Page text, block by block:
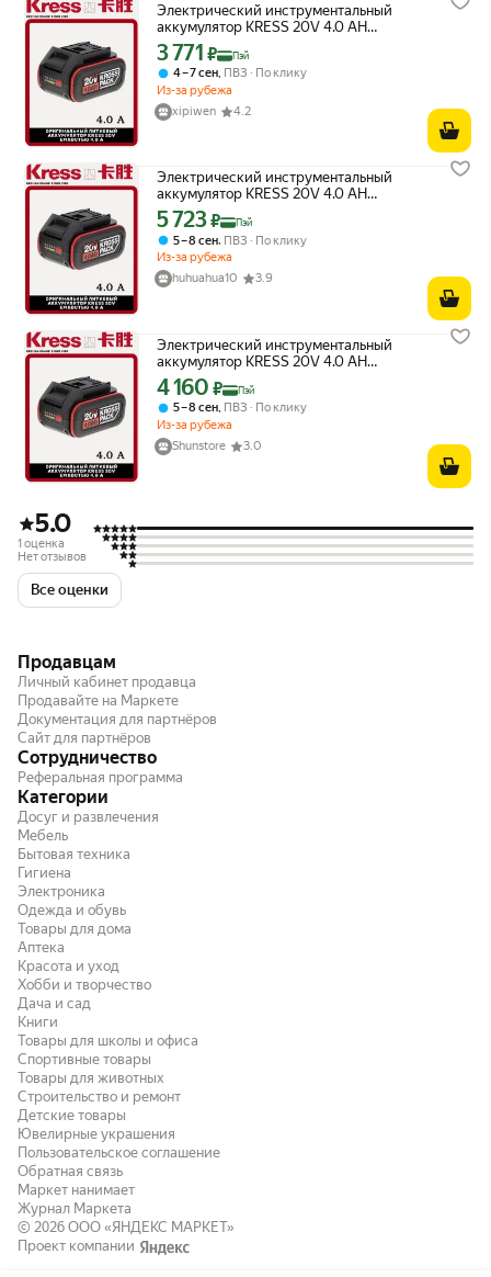
Электрический инструментальный
аккумулятор KRESS 20V 4.0 AH
оригинальный оригинал
Цена с картой Яндекс Пэй 3771 ₽ вместо
3 771 ₽ Пэй
4 – 7 сен ПВЗ
По клику
Из-за рубежа
xipiwen
4.2
Электрический инструментальный
аккумулятор KRESS 20V 4.0 AH
оригинальный оригинал TC
Цена с картой Яндекс Пэй 5723 ₽ вместо
5 723₽ Пэй
5 – 8 сен, ПВЗ
По клику
Из-за рубежа
huhuahua10
3.9
Электрический инструментальный
аккумулятор KRESS 20V 4.0 AH
оригинальный оригинал
Цена с картой Яндекс Пэй 4160 ₽ вместо
4 160 ₽ Пэй
5 – 8 сен, ПВЗ
По клику
Из-за рубежа
Shunstore
3.0
5.0
1 оценка
Нет отзывов
Все оценки
Продавцам
Личный кабинет продавца
Продавайте на Маркете
Документация для партнёров
Сайт для партнёров
Сотрудничество
Реферальная программа
Категории
Досуг и развлечения
Мебель
Бытовая техника
Гигиена
Электроника
Одежда и обувь
Товары для дома
Аптека
Красота и уход
Хобби и творчество
Дача и сад
Книги
Товары для школы и офиса
Спортивные товары
Товары для животных
Строительство и ремонт
Детские товары
Ювелирные украшения
Пользовательское соглашение
Обратная связь
Маркет нанимает
Журнал Маркета
© 2026 ООО «ЯНДЕКС МАРКЕТ»
Проект компании